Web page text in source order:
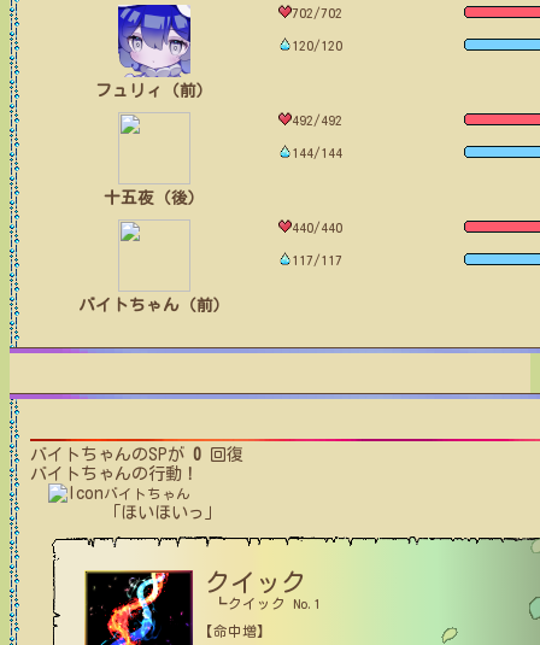
フュリィ（前）
702/702
120/120
十五夜（後）
492/492
144/144
バイトちゃん（前）
440/440
117/117
バイトちゃんのSPが 0 回復
バイトちゃんの行動！
バイトちゃん
「ほいほいっ」
クイック
┗クイック No.1
【命中増】